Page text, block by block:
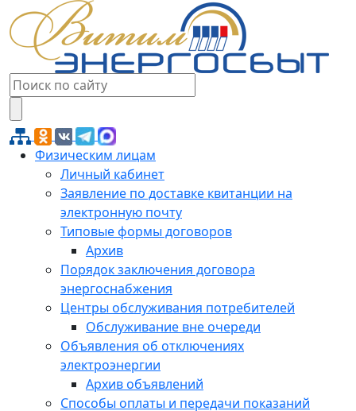
Физическим лицам
Личный кабинет
Заявление по доставке квитанции на
электронную почту
Типовые формы договоров
Архив
Порядок заключения договора
энергоснабжения
Центры обслуживания потребителей
Обслуживание вне очереди
Объявления об отключениях
электроэнергии
Архив объявлений
Способы оплаты и передачи показаний